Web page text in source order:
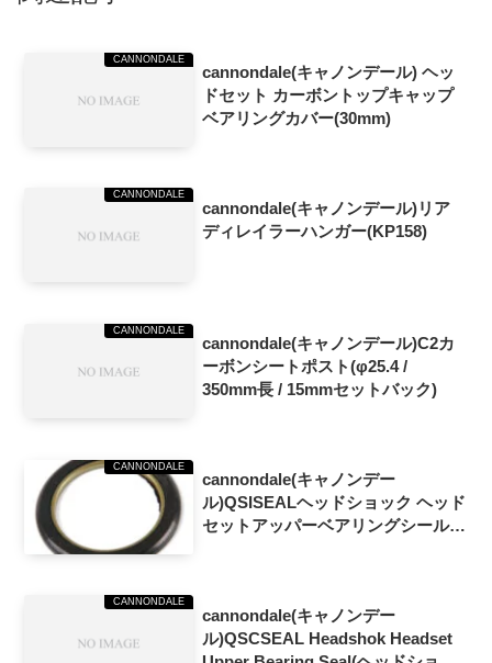
CANNONDALE
cannondale(キャノンデール) ヘッ
ドセット カーボントップキャップ
ベアリングカバー(30mm)
CANNONDALE
cannondale(キャノンデール)リア
ディレイラーハンガー(KP158)
CANNONDALE
cannondale(キャノンデール)C2カ
ーボンシートポスト(φ25.4 /
350mm長 / 15mmセットバック)
CANNONDALE
cannondale(キャノンデー
ル)QSISEALヘッドショック ヘッド
セットアッパーベアリングシール
CANNONDALE
cannondale(キャノンデー
ル)QSCSEAL Headshok Headset